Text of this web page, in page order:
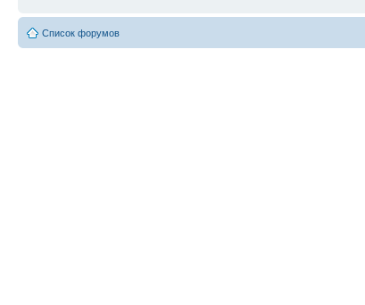
Список форумов